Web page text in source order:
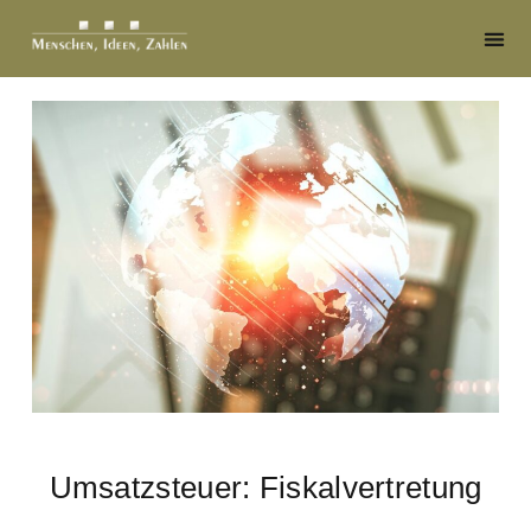
Umsatzsteuer: Fiskalvertretung